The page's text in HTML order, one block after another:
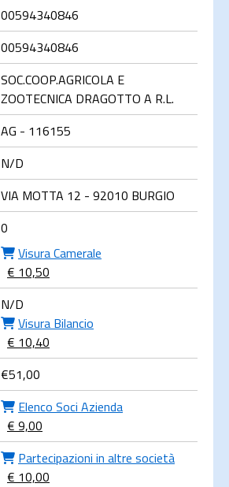
00594340846
00594340846
SOC.COOP.AGRICOLA E
ZOOTECNICA DRAGOTTO A R.L.
AG - 116155
N/D
VIA MOTTA 12 - 92010 BURGIO
0
Visura Camerale
€ 10,50
N/D
Visura Bilancio
€ 10,40
€51,00
Elenco Soci Azienda
€ 9,00
Partecipazioni in altre società
€ 10,00